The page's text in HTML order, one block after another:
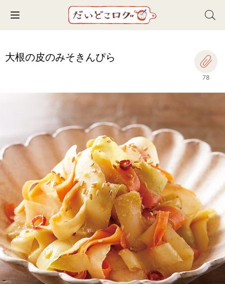
Toggle navigation
大根の皮のみそきんぴら
78